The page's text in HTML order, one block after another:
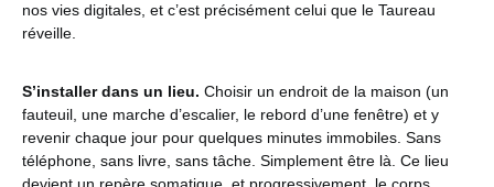
nos vies digitales, et c’est précisément celui que le Taureau
réveille.
S’installer dans un lieu. Choisir un endroit de la maison (un
fauteuil, une marche d’escalier, le rebord d’une fenêtre) et y
revenir chaque jour pour quelques minutes immobiles. Sans
téléphone, sans livre, sans tâche. Simplement être là. Ce lieu